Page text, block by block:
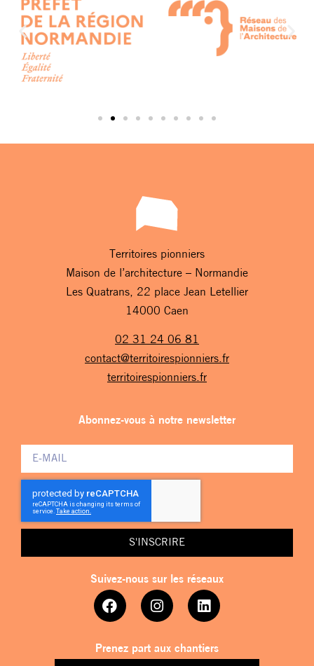
Territoires pionniers
Maison de l’architecture – Normandie
Les Quatrans, 22 place Jean Letellier
14000 Caen
02 31 24 06 81
contact@territoirespionniers.fr
territoirespionniers.fr
Abonnez-vous à notre newsletter
S'INSCRIRE
Suivez-nous sur les réseaux
Prenez part aux chantiers